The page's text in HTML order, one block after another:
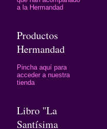
a la Hermandad
Productos
Hermandad
Pincha aquí para
acceder a nuestra
tienda
Libro "La
Santísima